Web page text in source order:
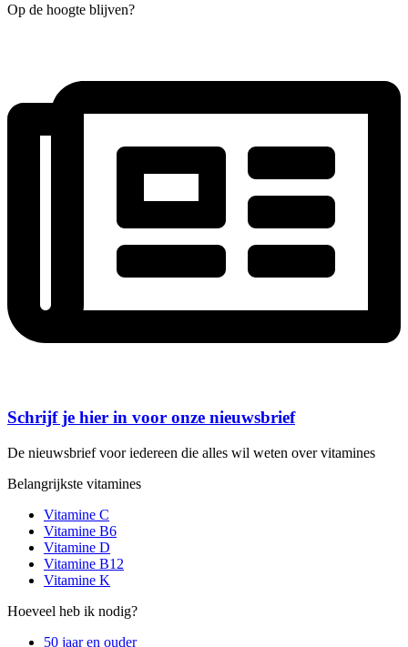
Op de hoogte blijven?
Schrijf je hier in voor onze nieuwsbrief
De nieuwsbrief voor iedereen die alles wil weten over vitamines
Belangrijkste vitamines
Vitamine C
Vitamine B6
Vitamine D
Vitamine B12
Vitamine K
Hoeveel heb ik nodig?
50 jaar en ouder